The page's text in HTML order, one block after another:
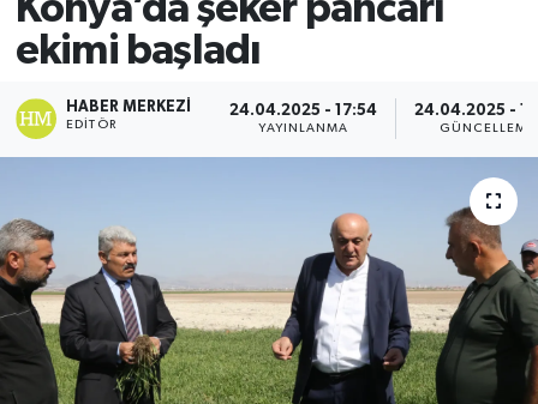
Konya’da şeker pancarı
ekimi başladı
HABER MERKEZI
EDITÖR
24.04.2025 - 17:54
YAYINLANMA
24.04.2025 -
GÜNCELLEME
SPOR